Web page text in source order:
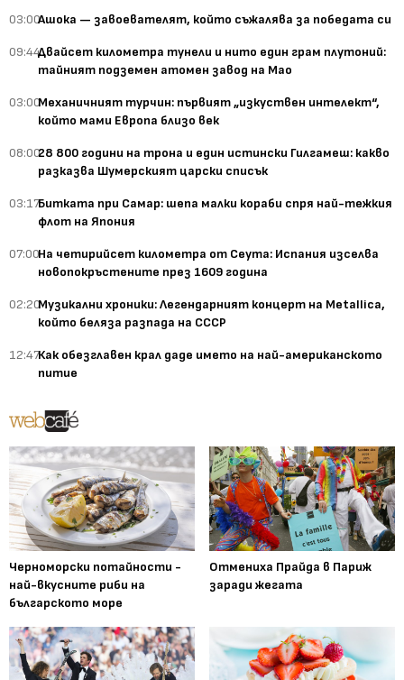
03:00Ашока — завоевателят, който съжалява за победата си
09:44Двайсет километра тунели и нито един грам плутоний:
тайният подземен атомен завод на Мао
03:00Механичният турчин: първият „изкуствен интелект“,
който мами Европа близо век
08:0028 800 години на трона и един истински Гилгамеш: какво
разказва Шумерският царски списък
03:17Битката при Самар: шепа малки кораби спря най-тежкия
флот на Япония
07:00На четирийсет километра от Сеута: Испания изселва
новопокръстените през 1609 година
02:20Музикални хроники: Легендарният концерт на Metallica,
който беляза разпада на СССР
12:47Как обезглавен крал даде името на най-американското
питие
Черноморски потайности -
най-вкусните риби на
българското море
Отмениха Прайда в Париж
заради жегата